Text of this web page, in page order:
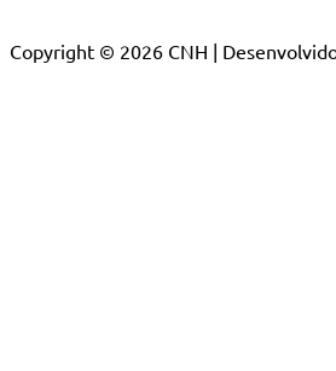
Copyright © 2026 CNH |